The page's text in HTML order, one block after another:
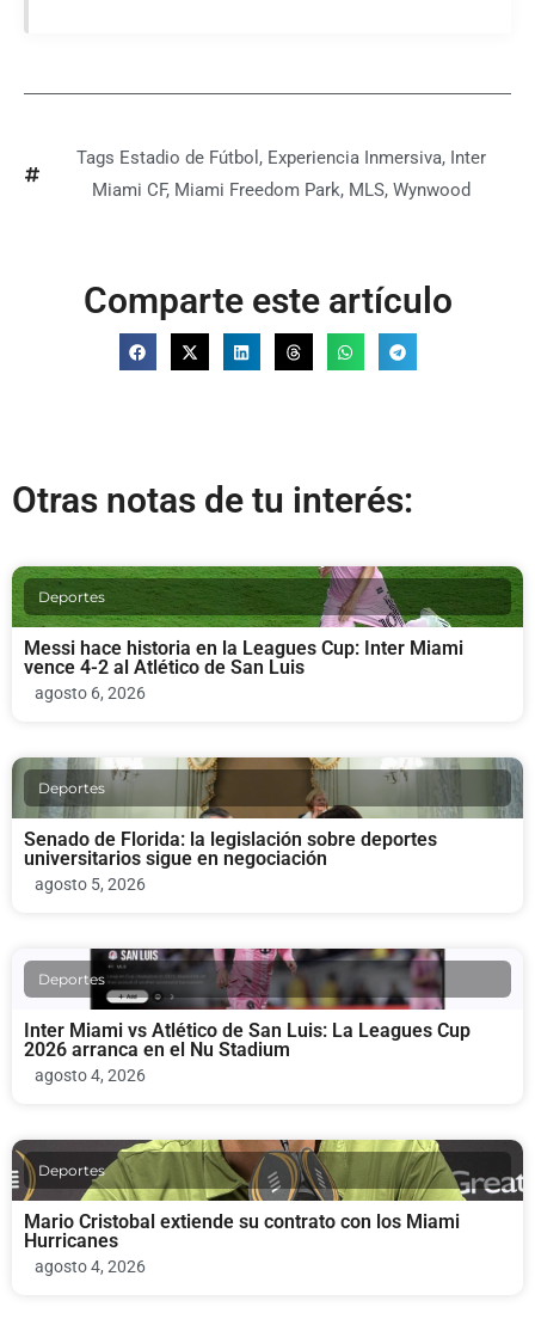
Tags Estadio de Fútbol , Experiencia Inmersiva, Inter
Miami CF, Miami Freedom Park, MLS, Wynwood
Comparte este artículo
Otras notas de tu interés:
Deportes
Messi hace historia en la Leagues Cup: Inter Miami
vence 4-2 al Atlético de San Luis
agosto 6, 2026
Deportes
Senado de Florida: la legislación sobre deportes
universitarios sigue en negociación
agosto 5, 2026
Deportes
Inter Miami vs Atlético de San Luis: La Leagues Cup
2026 arranca en el Nu Stadium
agosto 4, 2026
Deportes
Mario Cristobal extiende su contrato con los Miami
Hurricanes
agosto 4, 2026